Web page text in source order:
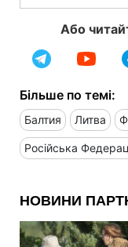
Або
Більше по темі:
Балтия Литва
Російська